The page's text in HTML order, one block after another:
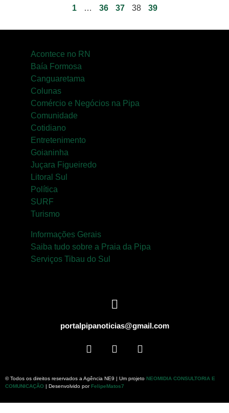
1 … 36 37 38 39
Acontece no RN
Baía Formosa
Canguaretama
Colunas
Comércio e Negócios na Pipa
Comunidade
Cotidiano
Entretenimento
Goianinha
Juçara Figueiredo
Litoral Sul
Política
SURF
Turismo
Informações Gerais
Saiba tudo sobre a Praia da Pipa
Serviços Tibau do Sul
portalpipanoticias@gmail.com
© Todos os direitos reservados a Agência NE9 | Um projeto NEOMIDIA CONSULTORIA E
COMUNICAÇÃO | Desenvolvido porFelipeMatos7